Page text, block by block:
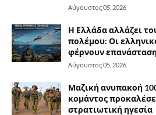
Αύγουστος 05, 2026
Η Ελλάδα αλλάζει
πολέμου: Οι
φέρνουν
Αύγουστος 05, 2026
Μαζική ανυπακοή
κομάντος
στρατιωτική ηγεσία